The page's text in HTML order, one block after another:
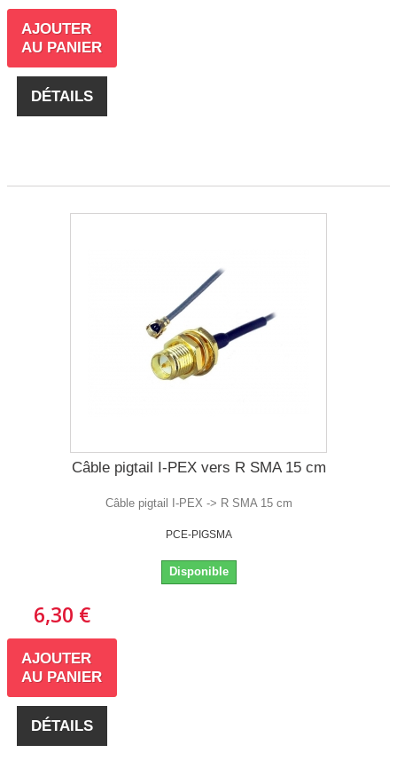
AJOUTER
AU PANIER
DÉTAILS
Câble pigtail I-PEX vers R SMA 15 cm
Câble pigtail I-PEX -> R SMA 15 cm
PCE-PIGSMA
Disponible
6,30 €
AJOUTER
AU PANIER
DÉTAILS